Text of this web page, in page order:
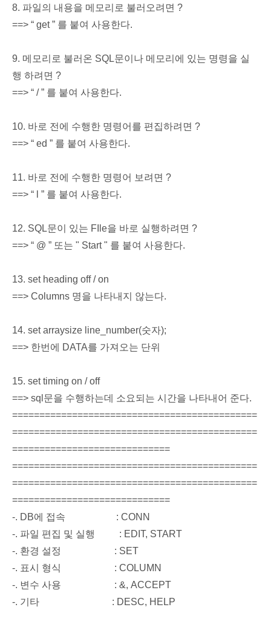
8. 파일의 내용을 메모리로 불러오려면 ?
==> “ get ” 를 붙여 사용한다.
9. 메모리로 불러온 SQL문이나 메모리에 있는 명령을 실
행 하려면 ?
==> “ / ” 를 붙여 사용한다.
10. 바로 전에 수행한 명령어를 편집하려면 ?
==> “ ed ” 를 붙여 사용한다.
11. 바로 전에 수행한 명령어 보려면 ?
==> “ l ” 를 붙여 사용한다.
12. SQL문이 있는 FIle을 바로 실행하려면 ?
==> “ @ ” 또는 " Start " 를 붙여 사용한다.
13. set heading off / on
==> Columns 명을 나타내지 않는다.
14. set arraysize line_number(숫자);
==> 한번에 DATA를 가져오는 단위
15. set timing on / off
==> sql문을 수행하는데 소요되는 시간을 나타내어 준다.
=============================================
=============================================
=============================
=============================================
=============================================
=============================
-. DB에 접속 : CONN
-. 파일 편집 및 실행 : EDIT, START
-. 환경 설정 : SET
-. 표시 형식 : COLUMN
-. 변수 사용 : &, ACCEPT
-. 기타 : DESC, HELP